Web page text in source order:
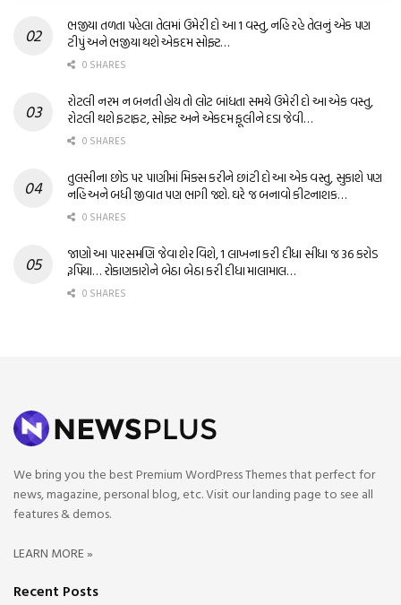
ભજીયા તળતા પહેલા તેલમાં ઉમેરી દો આ 1 વસ્તુ, નહિ રહે તેલનું એક પણ
ટીપું અને ભજીયા થશે એકદમ સોફ્ટ…
0 SHARES
રોટલી નરમ ન બનતી હોય તો લોટ બાંધતા સમયે ઉમેરી દો આ એક વસ્તુ,
રોટલી થશે ફટાફટ, સોફ્ટ અને એકદમ ફૂલીને દડા જેવી…
0 SHARES
તુલસીના છોડ પર પાણીમાં મિક્સ કરીને છાંટી દો આ એક વસ્તુ, સુકાશે પણ
નહિ અને બધી જીવાત પણ ભાગી જશે. ઘરે જ બનાવો કીટનાશક…
0 SHARES
જાણો આ પારસમણિ જેવા શેર વિશે, 1 લાખના કરી દીધા સીધા જ 36 કરોડ
રૂપિયા… રોકાણકારોને બેઠા બેઠા કરી દીધા માલામાલ…
0 SHARES
We bring you the best Premium WordPress Themes that perfect for
news, magazine, personal blog, etc. Visit our landing page to see all
features & demos.
LEARN MORE »
Recent Posts